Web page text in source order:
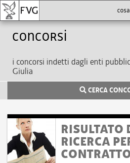
Concorsi
i concorsi indetti dagli enti
Giulia
CERCA
RISULTATO
RICERCA